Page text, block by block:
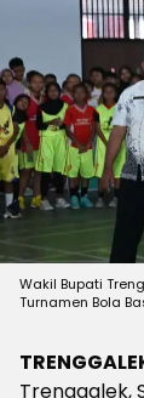
Wakil Bupati
Turnamen Bola
Trenggalek,